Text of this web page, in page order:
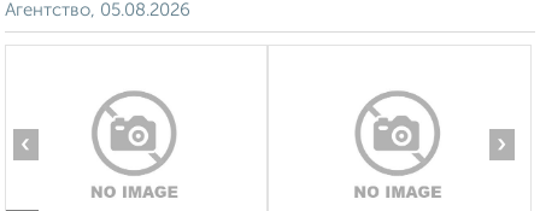
Агентство, 05.08.2026
‹ ›